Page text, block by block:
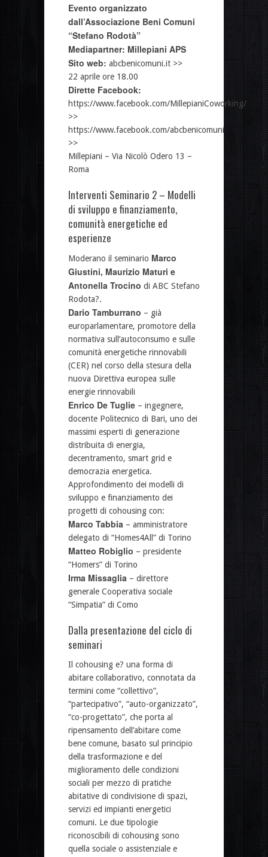
Evento organizzato
dall’Associazione Beni Comuni
“Stefano Rodotà”
Mediapartner: Millepiani APS
Sito web: abcbenicomuni.it >>
22 aprile ore 18.00
Dirette Facebook:
https://www.facebook.com/MillepianiCoworking/
>>
https://www.facebook.com/abcbenicomuni
>>
Millepiani – Via Nicolò Odero 13 –
Roma
Interventi Seminario 2 – Modelli
di sviluppo e finanziamento,
comunità energetiche ed
esperienze
Moderano il seminario Marco
Giustini, Maurizio Maturi e
Antonella Trocino di ABC Stefano
Rodota?.
Dario Tamburrano – già
europarlamentare, promotore della
normativa sull’autoconsumo e sulle
comunità energetiche rinnovabili
(CER) nel corso della stesura della
nuova Direttiva europea sulle
energie rinnovabili
Enrico De Tuglie – ingegnere,
docente Politecnico di Bari, uno dei
massimi esperti di generazione
distribuita di energia,
decentramento, smart grid e
democrazia energetica.
Approfondimento dei modelli di
sviluppo e finanziamento dei
progetti di cohousing con:
Marco Tabbia – amministratore
delegato di “Homes4All” di Torino
Matteo Robiglio – presidente
“Homers” di Torino
Irma Missaglia – direttore
generale Cooperativa sociale
“Simpatia” di Como
Dalla presentazione del ciclo di
seminari
Il cohousing e? una forma di
abitare collaborativo, connotata da
termini come “collettivo”,
“partecipativo”, “auto-organizzato”,
“co-progettato”, che porta al
ripensamento dell’abitare come
bene comune, basato sul principio
della trasformazione e del
miglioramento delle condizioni
sociali per mezzo di pratiche
abitative di condivisione di spazi,
servizi ed impianti energetici
comuni. Le due tipologie
riconoscibili di cohousing sono
quella sociale o assistenziale e